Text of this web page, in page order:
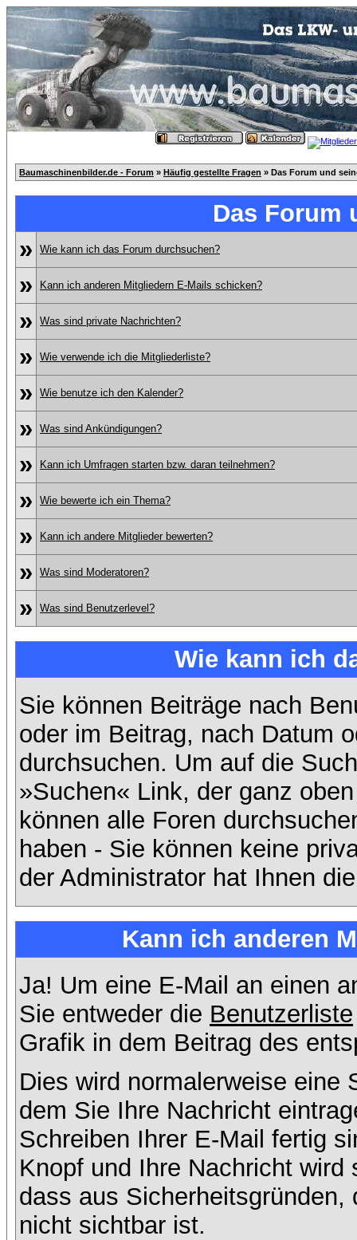
Baumaschinenbilder.de - Forum » Häufig gestellte Fragen » Das Forum und
Das Forum
»
Wie kann ich das Forum durchsuchen?
» Kann ich anderen Mitgliedern E-Mails schicken?
» Was sind private Nachrichten?
» Wie verwende ich die Mitgliederliste?
» Wie benutze ich den Kalender?
» Was sind Ankündigungen?
» Kann ich Umfragen starten bzw. daran teilnehmen?
» Wie bewerte ich ein Thema?
» Kann ich andere Mitglieder bewerten?
» Was sind Moderatoren?
» Was sind Benutzerlevel?
Wie kann ich
Sie können Beiträge nach
oder im Beitrag, nach Datum
durchsuchen. Um auf die
»Suchen« Link, der ganz
können alle Foren
haben - Sie können keine
der Administrator hat Ihnen
Kann ich anderen
Ja! Um eine E-Mail an einen
Sie entweder die Benutzerliste
Grafik in dem Beitrag des
Dies wird normalerweise eine
dem Sie Ihre Nachricht
Schreiben Ihrer E-Mail fertig
Knopf und Ihre Nachricht
dass aus
nicht sichtbar ist.